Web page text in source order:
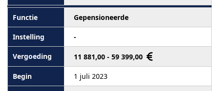
Gepensioneerde
-
11 881,00 - 59 399,00
1 juli 2023